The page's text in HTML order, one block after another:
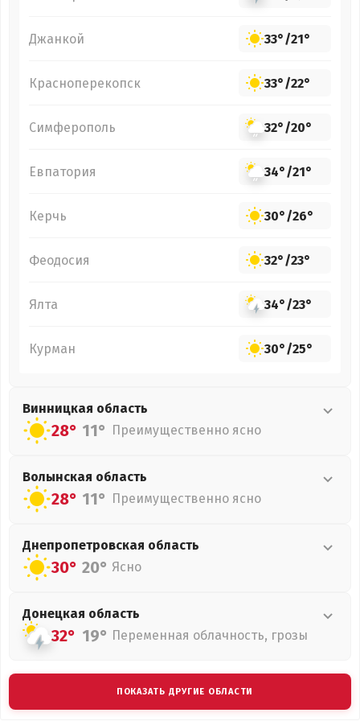
Джанкой 33°/21°
Красноперекопск 33°/22°
Симферополь 32°/20°
Евпатория 34°/21°
Керчь 30°/26°
Феодосия 32°/23°
Ялта 34°/23°
Курман 30°/25°
Винницкая область
28° 11° Преимущественно ясно
Волынская область
28° 11° Преимущественно ясно
Днепропетровская область
30° 20° Ясно
Донецкая область
32° 19° Переменная облачность, грозы
ПОКАЗАТЬ ДРУГИЕ ОБЛАСТИ